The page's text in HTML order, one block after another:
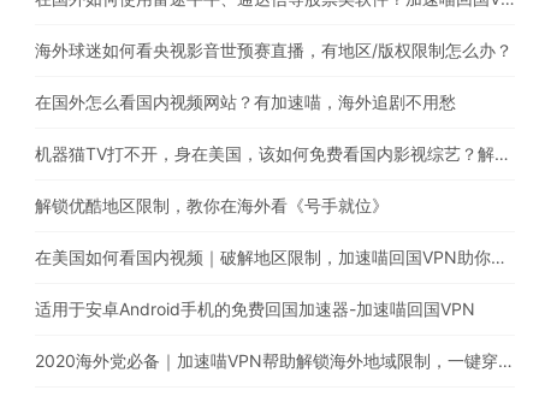
海外球迷如何看央视影音世预赛直播，有地区/版权限制怎么办？
在国外怎么看国内视频网站？有加速喵，海外追剧不用愁
机器猫TV打不开，身在美国，该如何免费看国内影视综艺？解除海外地区限制就靠它！
解锁优酷地区限制，教你在海外看《号手就位》
在美国如何看国内视频｜破解地区限制，加速喵回国VPN助你一键穿梭回国看《长歌行》
适用于安卓Android手机的免费回国加速器-加速喵回国VPN
2020海外党必备｜加速喵VPN帮助解锁海外地域限制，一键穿梭回国，支持Chrome/windows/macOS/iOS/android/TV下载